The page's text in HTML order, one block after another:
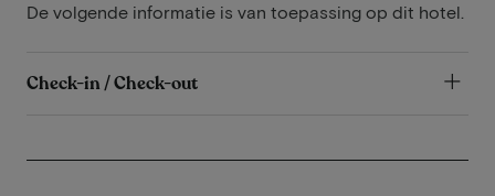
De volgende informatie is van toepassing op dit hotel.
Check-in / Check-out